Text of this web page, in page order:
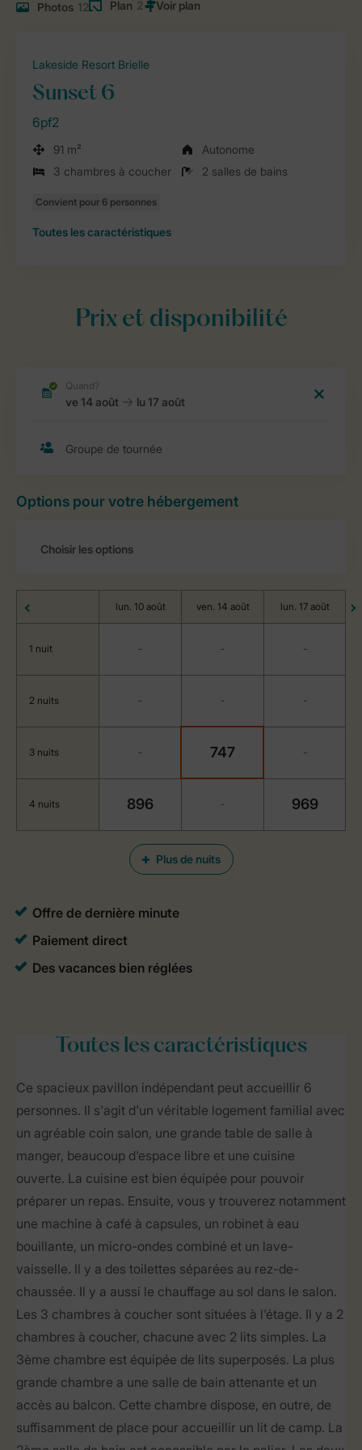
Photos 12 Plan 2
Lakeside Resort Brielle
Sunset 6
6pf2
91 m²
Autonome
3 chambres à coucher
2 salles de bains
Toutes les caractéristiques
Prix et disponibilité
Options pour votre hébergement
Plus de nuits
lun. 10 août ven. 14 août lun. 17 août
1 nuit - - -
2 nuits - - -
3 nuits - 747 -
4 nuits 896 - 969
Toutesles caractéristiques
Ce spacieux pavillon indépendant peut accueillir 6
personnes. Il s'agit d'un véritable logement familial avec
un agréable coin salon, une grande table de salle à
manger, beaucoup d'espace libre et une cuisine
ouverte. La cuisine est bien équipée pour pouvoir
préparer un repas. Ensuite, vous y trouverez notamment
une machine à café à capsules, un robinet à eau
bouillante, un micro-ondes combiné et un lave-
vaisselle. Il y a des toilettes séparées au rez-de-
chaussée. Il y a aussi le chauffage au sol dans le salon.
Les 3 chambres à coucher sont situées à l'étage. Il y a 2
chambres à coucher, chacune avec 2 lits simples. La
3ème chambre est équipée de lits superposés. La plus
grande chambre a une salle de bain attenante et un
accès au balcon. Cette chambre dispose, en outre, de
suffisamment de place pour accueillir un lit de camp. La